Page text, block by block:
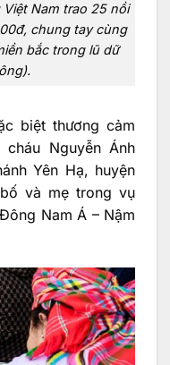
Nam trao 25 nồi
chung tay cùng
bắc trong lũ dữ
biệt thương cảm
Nguyễn Ánh
Yên Hạ, huyện
và mẹ trong vụ
Nam Á – Nậm